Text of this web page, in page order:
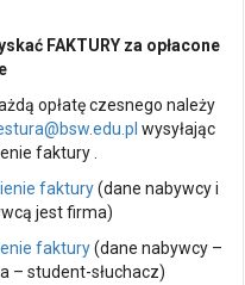
FAKTURY za opłacone
opłatę czesnego należy
wysyłając
faktury .
faktury(dane nabywcy i
jest firma)
faktury(dane nabywcy –
– student-słuchacz)